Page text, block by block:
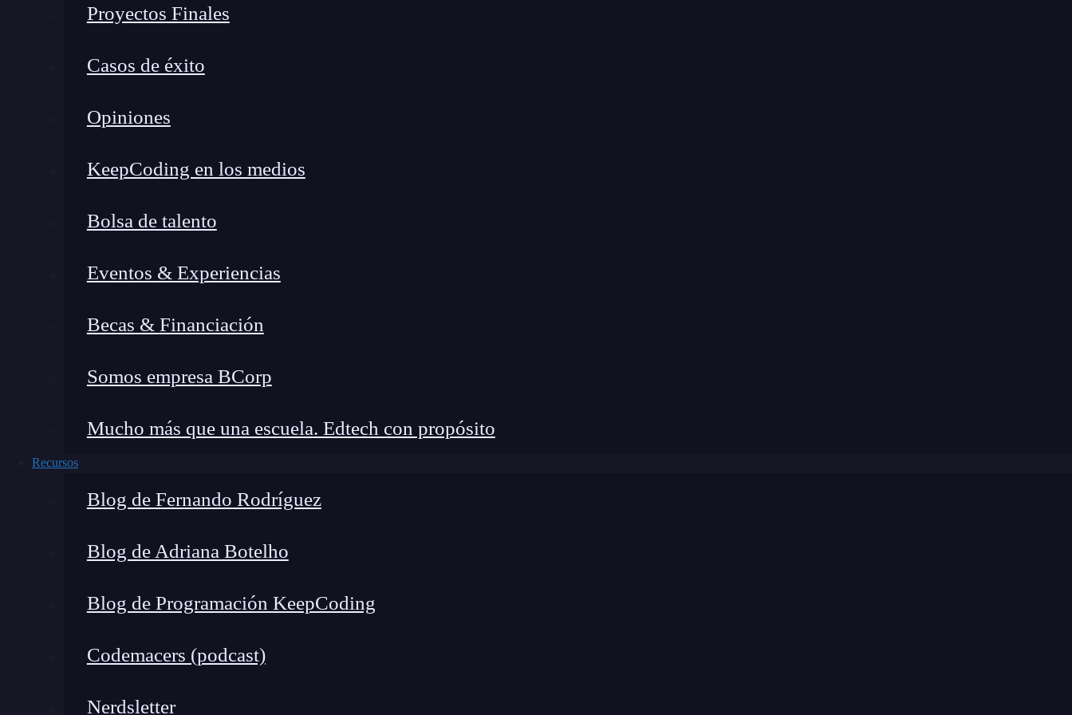
Proyectos Finales
Casos de éxito
Opiniones
KeepCoding en los medios
Bolsa de talento
Eventos & Experiencias
Becas & Financiación
Somos empresa BCorp
Mucho más que una escuela. Edtech con propósito
Recursos
Blog de Fernando Rodríguez
Blog de Adriana Botelho
Blog de Programación KeepCoding
Codemacers (podcast)
Nerdsletter
Promover la automatización de pruebas, integración continua (CI) y despliegue continuo (CD).
Entregar software frecuentemente con calidad.
escribe código hasta que ese código está funcionando en producción, con mínimas interrupciones.
¿Qué es Platform Engineering? Construyendo la Plataforma
En contraste, he sido parte de equipos dedicados a Platform Engineering, un área más enfocada en
permiten a los equipos de desarrollo «auto-servirse» infraestructura y herramientas. Donde he